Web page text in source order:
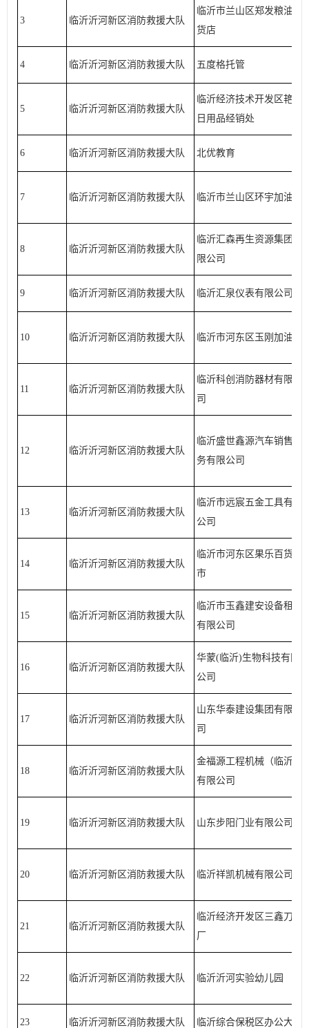
3 临沂沂河新区消防救援大队
临沂市兰山区郑发粮油百
货店
4 临沂沂河新区消防救援大队 五度格托管
5 临沂沂河新区消防救援大队
临沂经济技术开发区艳巧
日用品经销处
6 临沂沂河新区消防救援大队 北优教育
7 临沂沂河新区消防救援大队 临沂市兰山区环宇加油站
8 临沂沂河新区消防救援大队
临沂汇森再生资源集团有
限公司
9 临沂沂河新区消防救援大队 临沂汇泉仪表有限公司
10 临沂沂河新区消防救援大队 临沂市河东区玉刚加油站
11 临沂沂河新区消防救援大队
临沂科创消防器材有限公
司
12 临沂沂河新区消防救援大队
临沂盛世鑫源汽车销售服
务有限公司
13 临沂沂河新区消防救援大队
临沂市远宸五金工具有限
公司
14 临沂沂河新区消防救援大队
临沂市河东区果乐百货超
市
15 临沂沂河新区消防救援大队
临沂市玉鑫建安设备租赁
有限公司
16 临沂沂河新区消防救援大队
华蒙(临沂)生物科技有限
公司
17 临沂沂河新区消防救援大队
山东华泰建设集团有限公
司
18 临沂沂河新区消防救援大队
金福源工程机械（临沂）
有限公司
19 临沂沂河新区消防救援大队 山东步阳门业有限公司
20 临沂沂河新区消防救援大队 临沂祥凯机械有限公司
21 临沂沂河新区消防救援大队
临沂经济开发区三鑫刀具
厂
22 临沂沂河新区消防救援大队 临沂沂河实验幼儿园
23 临沂沂河新区消防救援大队 临沂综合保税区办公大楼